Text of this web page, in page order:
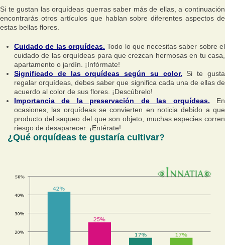
Si te gustan las orquídeas querras saber más de ellas, a continuación
encontrarás otros artículos que hablan sobre diferentes aspectos de
estas bellas flores.
Cuidado de las orquídeas. Todo lo que necesitas saber sobre el
cuidado de las orquídeas para que crezcan hermosas en tu casa,
apartamento o jardín. ¡Infórmate!
Significado de las orquídeas según su color. Si te gusta
regalar orquídeas, debes saber que significa cada una de ellas de
acuerdo al color de sus flores. ¡Descúbrelo!
Importancia de la preservación de las orquídeas. En
ocasiones, las orquídeas se convierten en noticia debido a que
producto del saqueo del que son objeto, muchas especies corren
riesgo de desaparecer. ¡Entérate!
¿Qué orquídeas te gustaría cultivar?